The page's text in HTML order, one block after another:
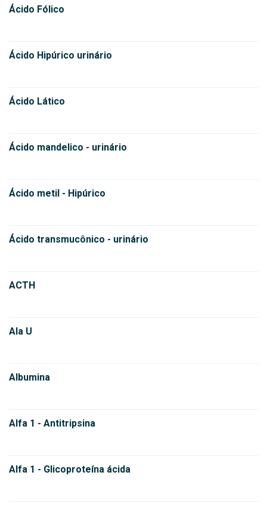
Ácido Fólico
Ácido Hipúrico urinário
Ácido Lático
Ácido mandelico - urinário
Ácido metil - Hipúrico
Ácido transmucônico - urinário
ACTH
Ala U
Albumina
Alfa 1 - Antitripsina
Alfa 1 - Glicoproteína ácida